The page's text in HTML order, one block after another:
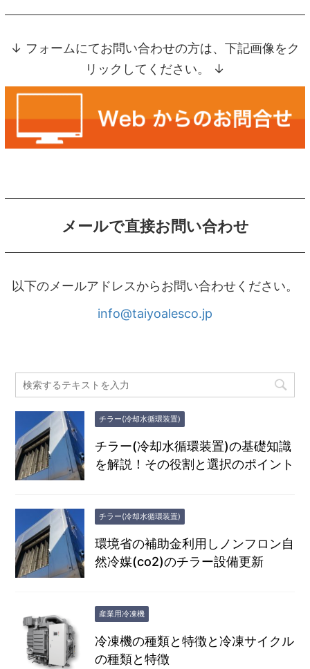
↓ フォームにてお問い合わせの方は、下記画像をク
リックしてください。 ↓
メールで直接お問い合わせ
以下のメールアドレスからお問い合わせください。
info@taiyoalesco.jp
チラー(冷却水循環装置)
チラー(冷却水循環装置)の基礎知識
を解説！その役割と選択のポイント
チラー(冷却水循環装置)
環境省の補助金利用しノンフロン自
然冷媒(co2)のチラー設備更新
産業用冷凍機
冷凍機の種類と特徴と冷凍サイクル
の種類と特徴